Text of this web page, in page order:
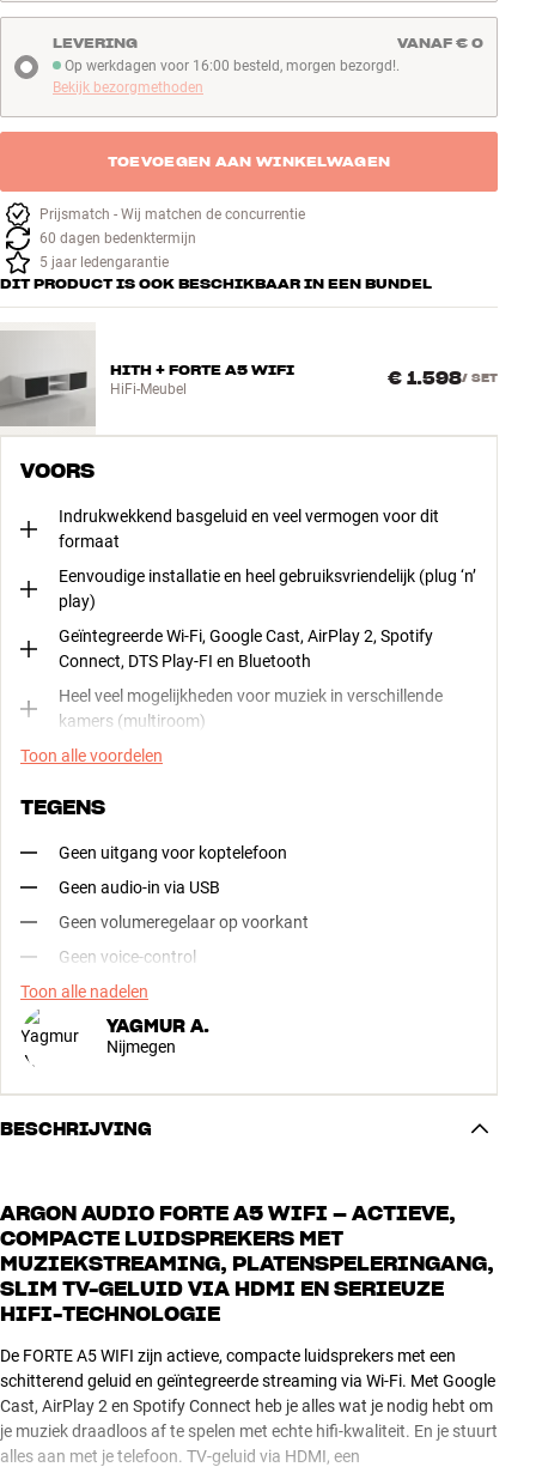
Op werkdagen voor 16:00 besteld, morgen bezorgd!
Op werkdagen voor 16:00 besteld, morgen bezorgd!.
Bekijk bezorgmethoden
LEVERING VANAF € 0
TOEVOEGEN AAN WINKELWAGEN
Prijsmatch - Wij matchen de concurrentie
60 dagen bedenktermijn
5 jaar ledengarantie
DIT PRODUCT IS OOK BESCHIKBAAR IN EEN BUNDEL
HITH + FORTE A5 WIFI
HiFi-Meubel
€ 1.598/ SET
VOORS
Indrukwekkend basgeluid en veel vermogen voor dit
formaat
Eenvoudige installatie en heel gebruiksvriendelijk (plug ‘n’
play)
Geïntegreerde Wi-Fi, Google Cast, AirPlay 2, Spotify
Connect, DTS Play-FI en Bluetooth
Heel veel mogelijkheden voor muziek in verschillende
kamers (multiroom)
Toon alle voordelen
TEGENS
Geen uitgang voor koptelefoon
Geen audio-in via USB
Geen volumeregelaar op voorkant
Geen voice-control
Toon alle nadelen
YAGMUR A.
Nijmegen
BESCHRIJVING
ARGON AUDIO FORTE A5 WIFI – ACTIEVE,
COMPACTE LUIDSPREKERS MET
MUZIEKSTREAMING, PLATENSPELERINGANG,
SLIM TV-GELUID VIA HDMI EN SERIEUZE
HIFI-TECHNOLOGIE
De FORTE A5 WIFI zijn actieve, compacte luidsprekers met een
schitterend geluid en geïntegreerde streaming via Wi-Fi. Met Google
Cast, AirPlay 2 en Spotify Connect heb je alles wat je nodig hebt om
je muziek draadloos af te spelen met echte hifi-kwaliteit. En je stuurt
alles aan met je telefoon. TV-geluid via HDMI, een